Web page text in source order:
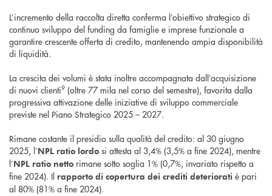
L’incremento della raccolta diretta conferma l’obiettivo strategico di
continuo sviluppo del funding da famiglie e imprese funzionale a
garantire crescente offerta di credito, mantenendo ampia disponibilità
di liquidità.
La crescita dei volumi è stata inoltre accompagnata dall’acquisizione
di nuovi clienti9 (oltre 77 mila nel corso del semestre), favorita dalla
progressiva attivazione delle iniziative di sviluppo commerciale
previste nel Piano Strategico 2025 – 2027.
Rimane costante il presidio sulla qualità del credito: al 30 giugno
2025, l’NPL ratio lordo si attesta al 3,4% (3,5% a fine 2024), mentre
l’NPL ratio netto rimane sotto soglia 1% (0,7%, invariato rispetto a
fine 2024). Il rapporto di copertura dei crediti deteriorati è pari
al 80% (81% a fine 2024).